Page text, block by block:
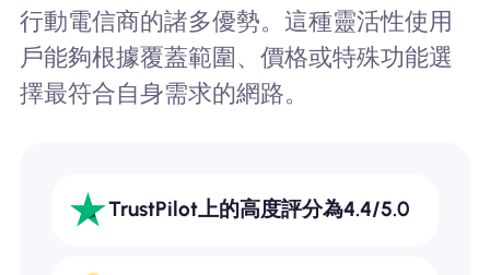
行動電信商的諸多優勢。這種靈活性使用
戶能夠根據覆蓋範圍、價格或特殊功能選
擇最符合自身需求的網路。
TrustPilot上的高度評分為4.4/5.0